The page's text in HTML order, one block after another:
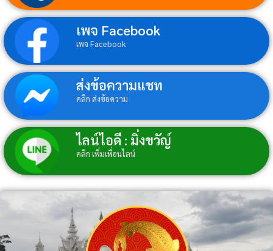
เพจ Facebook
เพจ Facebook
ส่งข้อความแชท
คลิก ส่งข้อความ
ไลน์ไอดี : มิ่งขวัญ์
คลิก เพิ่มเพื่อนไลน์